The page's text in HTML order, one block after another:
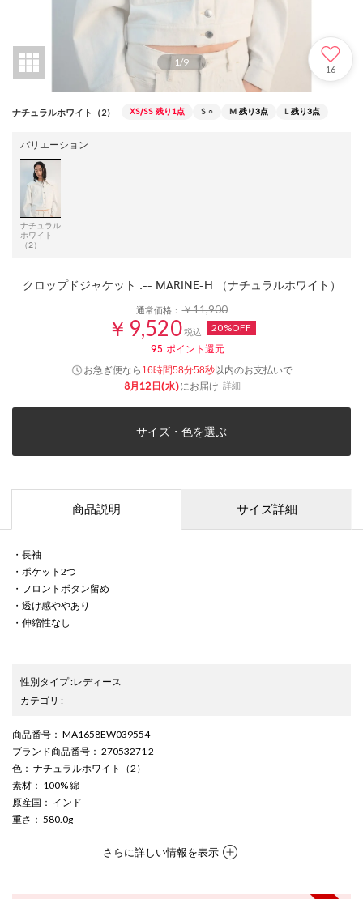
1/9
16
ナチュラルホワイト（2） XS/SS 残り1点 S ○ M 残り3点 L 残り3点
バリエーション
ナチュラル
ホワイト
（2）
クロップドジャケット .-- MARINE-H （ナチュラルホワイト）
通常価格：￥11,900
￥9,520税込 20%OFF
95 ポイント還元
お急ぎ便なら 16時間58分58秒以内のお支払いで
8月12日(水)にお届け 詳細
サイズ・色を選ぶ
商品説明 サイズ詳細
・長袖
・ポケット2つ
・フロントボタン留め
・透け感ややあり
・伸縮性なし
性別タイプ:レディース
カテゴリ :
商品番号 ： MA1658EW039554
ブランド商品番号 ： 27053271 2
色 ： ナチュラルホワイト（2）
素材 ： 100% 綿
原産国 ： インド
重さ ： 580.0g
さらに詳しい情報を表示